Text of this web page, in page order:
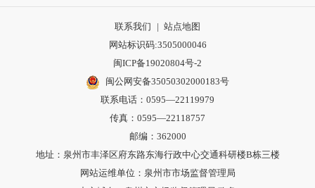
联系我们 | 站点地图
网站标识码:3505000046
闽ICP备19020804号-2
闽公网安备35050302000183号
联系电话：0595—22119979
传真：0595—22118757
邮编：362000
地址：泉州市丰泽区府东路东海行政中心交通科研楼B栋三楼
网站运维单位：泉州市市场监督管理局